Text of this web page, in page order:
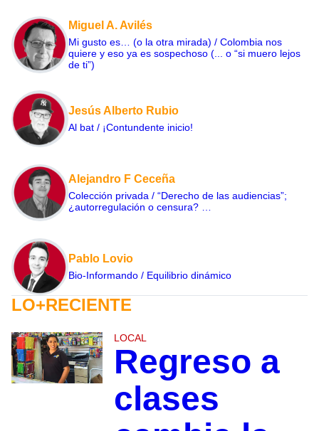
Miguel A. Avilés
Mi gusto es… (o la otra mirada) / Colombia nos
quiere y eso ya es sospechoso (... o “si muero lejos
de ti”)
Jesús Alberto Rubio
Al bat / ¡Contundente inicio!
Alejandro F Ceceña
Colección privada / “Derecho de las audiencias”;
¿autorregulación o censura? …
Pablo Lovio
Bio-Informando / Equilibrio dinámico
LO+RECIENTE
LOCAL
Regreso a
clases